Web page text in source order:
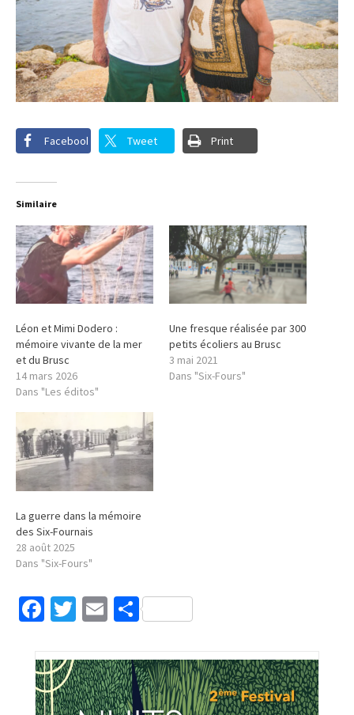
Facebook Tweet Print
Similaire
Léon et Mimi Dodero :
mémoire vivante de la mer
et du Brusc
14 mars 2026
Dans "Les éditos"
Une fresque réalisée par 300
petits écoliers au Brusc
3 mai 2021
Dans "Six-Fours"
La guerre dans la mémoire
des Six-Fournais
28 août 2025
Dans "Six-Fours"
Facebook
Twitter
EmailPartager